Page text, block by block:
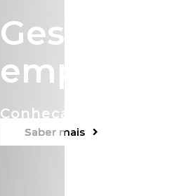
Gestão
empresas
Conheça as
Saber mais